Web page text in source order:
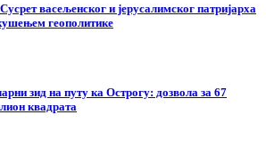
васељенског и јерусалимског патријарха
геополитике
зид на путу ка Острогу: дозвола за 67
квадрата